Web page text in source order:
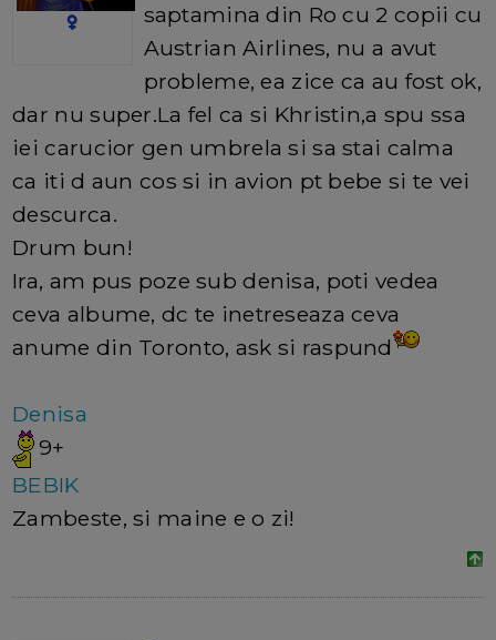
saptamina din Ro cu 2 copii cu
Austrian Airlines, nu a avut
probleme, ea zice ca au fost ok,
dar nu super.La fel ca si Khristin,a spu ssa
iei carucior gen umbrela si sa stai calma
ca iti d aun cos si in avion pt bebe si te vei
descurca.
Drum bun!
Ira, am pus poze sub denisa, poti vedea
ceva albume, dc te inetreseaza ceva
anume din Toronto, ask si raspund
Denisa
9+
BEBIK
Zambeste, si maine e o zi!